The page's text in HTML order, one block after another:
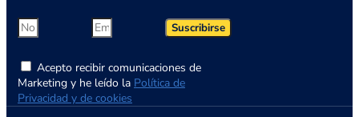
Acepto recibir comunicaciones de
Marketing y he leído la Política de
Privacidad y de cookies
Suscribirse